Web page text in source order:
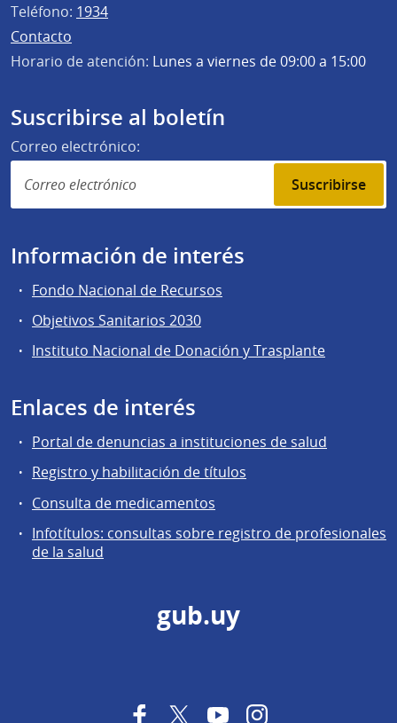
Teléfono: 1934
Contacto
Horario de atención: Lunes a viernes de 09:00 a 15:00
Suscribirse al boletín
Correo electrónico:
Suscribirse
Información de interés
Fondo Nacional de Recursos
Objetivos Sanitarios 2030
Instituto Nacional de Donación y Trasplante
Enlaces de interés
Portal de denuncias a instituciones de salud
Registro y habilitación de títulos
Consulta de medicamentos
Infotítulos: consultas sobre registro de profesionales
de la salud
gub.uy
FacebookTwitterYouTubeInstagram